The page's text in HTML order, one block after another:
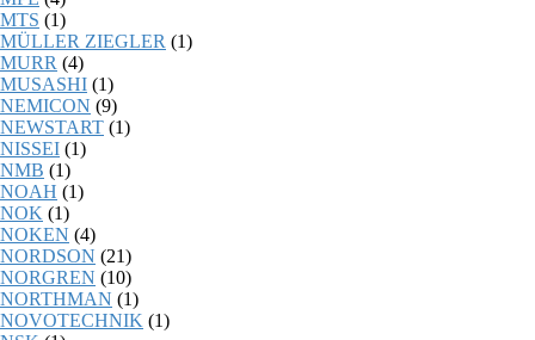
MTS (1)
MÜLLER ZIEGLER (1)
MURR (4)
MUSASHI (1)
NEMICON (9)
NEWSTART (1)
NISSEI (1)
NMB (1)
NOAH (1)
NOK (1)
NOKEN (4)
NORDSON (21)
NORGREN (10)
NORTHMAN (1)
NOVOTECHNIK (1)